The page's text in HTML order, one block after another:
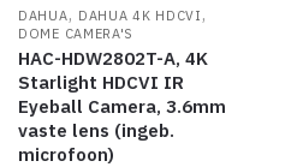
DAHUA, DAHUA 4K HDCVI ,
DOME CAMERA'S
HAC-HDW2802T-A, 4K
Starlight HDCVI IR
Eyeball Camera, 3.6mm
vaste lens (ingeb.
microfoon)